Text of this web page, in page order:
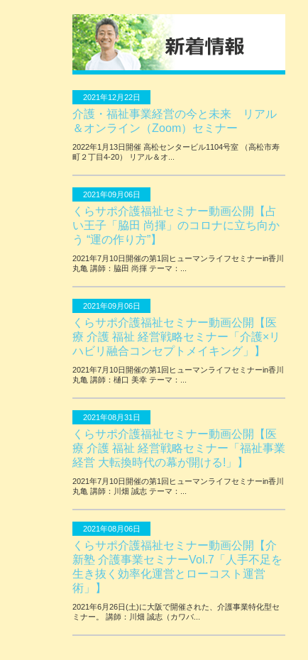
2021年12月22日
介護・福祉事業経営の今と未来 リアル
＆オンライン（Zoom）セミナー
2022年1月13日開催 ⾼松センタービル1104号室 （⾼松市寿
町２丁⽬4-20） リアル＆オ...
2021年09月06日
くらサポ介護福祉セミナー動画公開【占
い王子「脇田 尚揮」のコロナに立ち向か
う “運の作り方”】
2021年7月10日開催の第1回ヒューマンライフセミナーin香川
丸亀 講師：脇田 尚揮 テーマ：...
2021年09月06日
くらサポ介護福祉セミナー動画公開【医
療 介護 福祉 経営戦略セミナー「介護×リ
ハビリ融合コンセプトメイキング」】
2021年7月10日開催の第1回ヒューマンライフセミナーin香川
丸亀 講師：樋口 美幸 テーマ：...
2021年08月31日
くらサポ介護福祉セミナー動画公開【医
療 介護 福祉 経営戦略セミナー「福祉事業
経営 大転換時代の幕が開ける!」】
2021年7月10日開催の第1回ヒューマンライフセミナーin香川
丸亀 講師：川畑 誠志 テーマ：...
2021年08月06日
くらサポ介護福祉セミナー動画公開【介
新塾 介護事業セミナーVol.7「人手不足を
生き抜く効率化運営とローコスト運営
術」】
2021年6月26日(土)に大阪で開催された、介護事業特化型セ
ミナー。 講師：川畑 誠志（カワバ...